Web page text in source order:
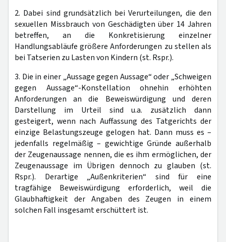
2. Dabei sind grundsätzlich bei Verurteilungen, die den
sexuellen Missbrauch von Geschädigten über 14 Jahren
betreffen, an die Konkretisierung einzelner
Handlungsabläufe größere Anforderungen zu stellen als
bei Tatserien zu Lasten von Kindern (st. Rspr.).
3. Die in einer „Aussage gegen Aussage“ oder „Schweigen
gegen Aussage“-Konstellation ohnehin erhöhten
Anforderungen an die Beweiswürdigung und deren
Darstellung im Urteil sind u.a. zusätzlich dann
gesteigert, wenn nach Auffassung des Tatgerichts der
einzige Belastungszeuge gelogen hat. Dann muss es –
jedenfalls regelmäßig – gewichtige Gründe außerhalb
der Zeugenaussage nennen, die es ihm ermöglichen, der
Zeugenaussage im Übrigen dennoch zu glauben (st.
Rspr.). Derartige „Außenkriterien“ sind für eine
tragfähige Beweiswürdigung erforderlich, weil die
Glaubhaftigkeit der Angaben des Zeugen in einem
solchen Fall insgesamt erschüttert ist.